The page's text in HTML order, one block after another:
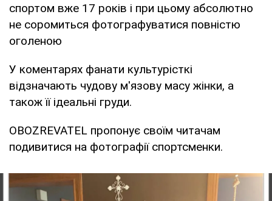
спортом вже 17 років і при цьому абсолютно
не соромиться фотографуватися повністю
оголеною
У коментарях фанати культурісткі
відзначають чудову м'язову масу жінки, а
також її ідеальні груди.
OBOZREVATEL пропонує своїм читачам
подивитися на фотографії спортсменки.